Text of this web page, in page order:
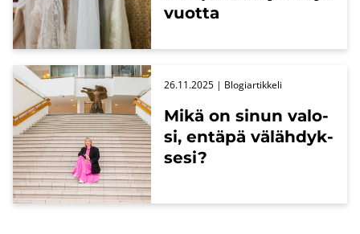
vuot­ta
Mikä on sinun va­lo­
si, en­tä­pä vä­läh­dyk­
se­si?
26.11.2025 | Blo­giar­tik­ke­li